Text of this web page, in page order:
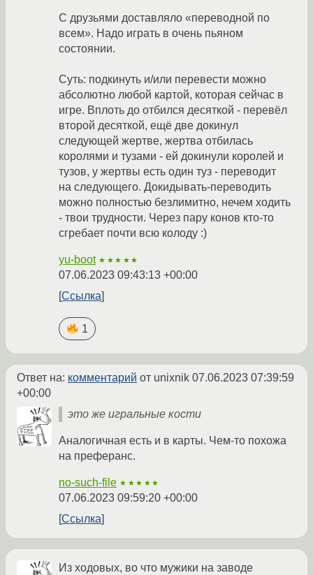
С друзьями доставляло «переводной по
всем». Надо играть в очень пьяном
состоянии.
Суть: подкинуть и/или перевести можно
абсолютно любой картой, которая сейчас в
игре. Вплоть до отбился десяткой - перевёл
второй десяткой, ещё две докинул
следующей жертве, жертва отбилась
королями и тузами - ей докинули королей и
тузов, у жертвы есть один туз - переводит
на следующего. Докидывать-переводить
можно полностью безлимитно, нечем ходить
- твои трудности. Через пару конов кто-то
сгребает почти всю колоду :)
yu-boot ★★★★★
07.06.2023 09:43:13 +00:00
Ссылка
1
Ответ на: комментарий от unixnik 07.06.2023 07:39:59
+00:00
это же игральные кости
Аналогичная есть и в карты. Чем-то похожа
на преферанс.
no-such-file ★★★★★
07.06.2023 09:59:20 +00:00
Ссылка
Из ходовых, во что мужики на заводе